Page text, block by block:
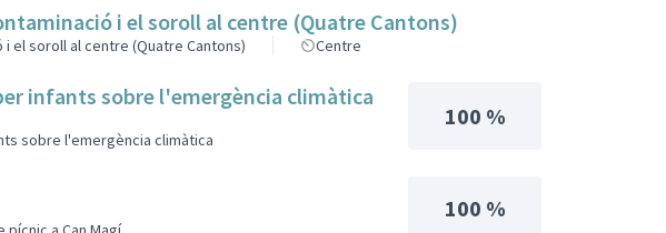
i el soroll al centre (Quatre Cantons)
el soroll al centre (Quatre Cantons) Centre
infants sobre l'emergència climàtica
sobre l'emergència climàtica
100 %
100 %